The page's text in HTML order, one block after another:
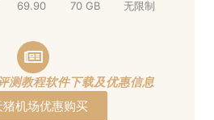
69.90 70 GB 无限制
测教程软件下载及优惠信息
猪机场优惠购买